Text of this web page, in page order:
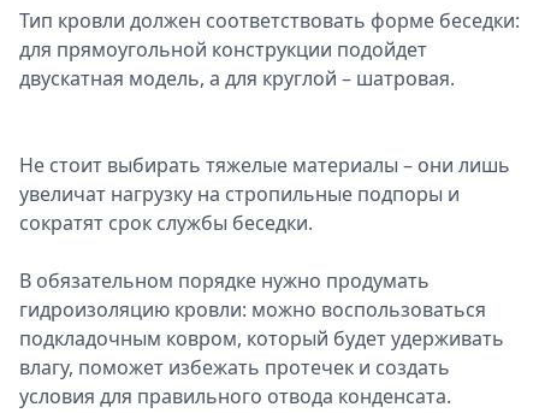
Тип кровли должен соответствовать форме беседки:
для прямоугольной конструкции подойдет
двускатная модель, а для круглой – шатровая.
Не стоит выбирать тяжелые материалы – они лишь
увеличат нагрузку на стропильные подпоры и
сократят срок службы беседки.
В обязательном порядке нужно продумать
гидроизоляцию кровли: можно воспользоваться
подкладочным ковром, который будет удерживать
влагу, поможет избежать протечек и создать
условия для правильного отвода конденсата.